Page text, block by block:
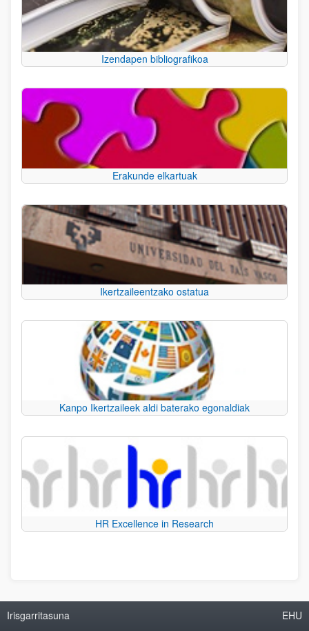
Izendapen bibliografikoa
Erakunde elkartuak
Ikertzaileentzako ostatua
Kanpo Ikertzaileek aldi baterako egonaldiak
HR Excellence in Research
Irisgarritasuna EHU